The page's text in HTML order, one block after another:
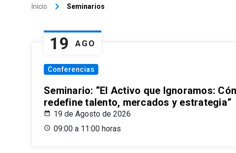
Inicio keyboard_arrow_right Seminarios
19 AGO
Conferencias
Seminario: “El Activo que Ignoramos:
redefine talento, mercados y estrategia”
19 de Agosto de 2026
09:00 a 11:00 horas